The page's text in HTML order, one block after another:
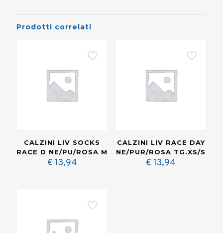
Prodotti correlati
CALZINI LIV SOCKS
RACE D NE/PU/ROSA M
€ 13,94
CALZINI LIV RACE DAY
NE/PUR/ROSA TG.XS/S
€ 13,94